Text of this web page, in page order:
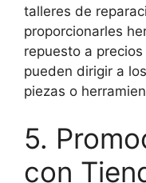
talleres de
proporcionarles
repuesto a
pueden dirigir a
piezas o
5.
con